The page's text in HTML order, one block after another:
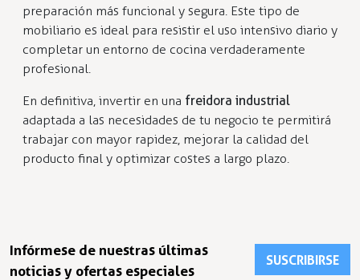
preparación más funcional y segura. Este tipo de
mobiliario es ideal para resistir el uso intensivo diario y
completar un entorno de cocina verdaderamente
profesional.
En definitiva, invertir en una freidora industrial
adaptada a las necesidades de tu negocio te permitirá
trabajar con mayor rapidez, mejorar la calidad del
producto final y optimizar costes a largo plazo.
Infórmese de nuestras últimas
noticias y ofertas especiales
SUSCRIBIRSE